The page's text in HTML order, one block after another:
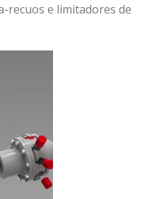
recuos e limitadores de